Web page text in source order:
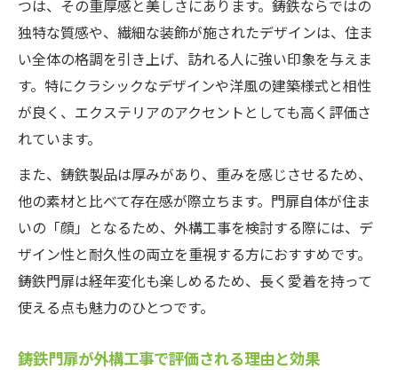
つは、その重厚感と美しさにあります。鋳鉄ならではの
独特な質感や、繊細な装飾が施されたデザインは、住ま
い全体の格調を引き上げ、訪れる人に強い印象を与えま
す。特にクラシックなデザインや洋風の建築様式と相性
が良く、エクステリアのアクセントとしても高く評価さ
れています。
また、鋳鉄製品は厚みがあり、重みを感じさせるため、
他の素材と比べて存在感が際立ちます。門扉自体が住ま
いの「顔」となるため、外構工事を検討する際には、デ
ザイン性と耐久性の両立を重視する方におすすめです。
鋳鉄門扉は経年変化も楽しめるため、長く愛着を持って
使える点も魅力のひとつです。
鋳鉄門扉が外構工事で評価される理由と効果